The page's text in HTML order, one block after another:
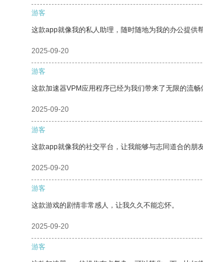
游客
这款app就像我的私人助理，随时随地为我的办公提供
2025-09-20
游客
这款加速器VPM应用程序已经为我们带来了无限的流畅
2025-09-20
游客
这款app就像我的社交平台，让我能够与志同道合的朋
2025-09-20
游客
这款游戏的剧情非常感人，让我久久不能忘怀。
2025-09-20
游客